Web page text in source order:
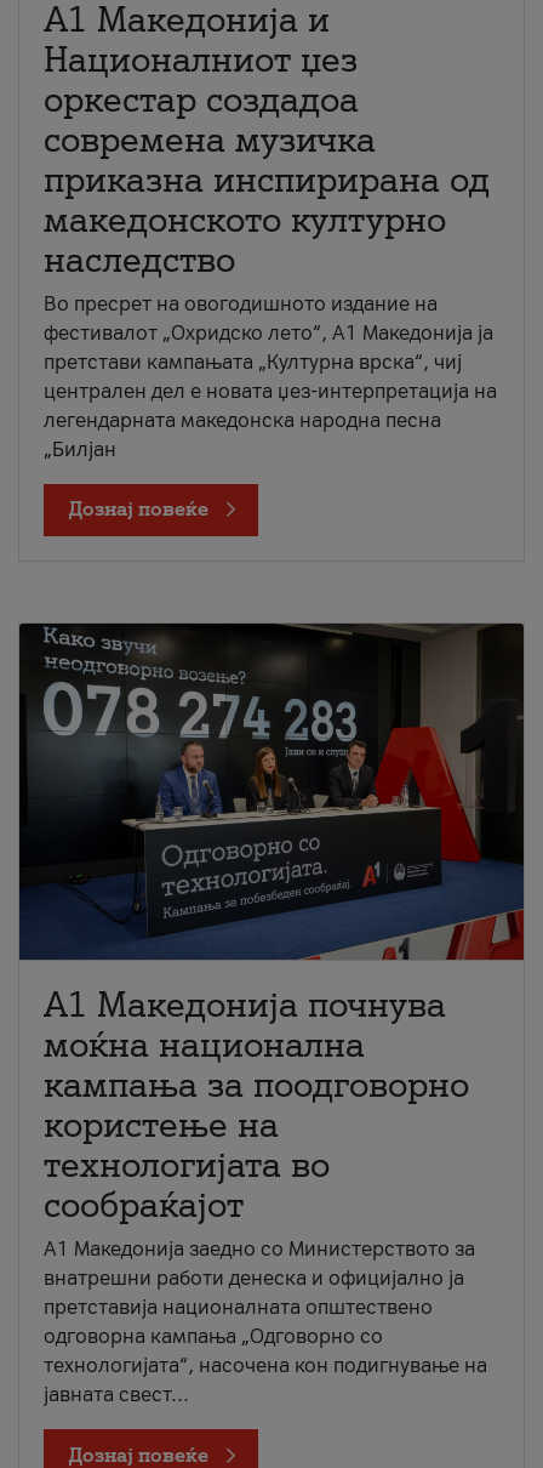
А1 Македонија и
Националниот џез
оркестар создадоа
современа музичка
приказна инспирирана од
македонското културно
наследство
Во пресрет на овогодишното издание на
фестивалот „Охридско лето“, А1 Македонија ја
претстави кампањата „Културна врска“, чиј
централен дел е новата џез-интерпретација на
легендарната македонска народна песна
„Билјан
Дознај повеќе
A1 Македонија почнува
моќна национална
кампања за поодговорно
користење на
технологијата во
сообраќајот
A1 Македонија заедно со Министерството за
внатрешни работи денеска и официјално ја
претставија националната општествено
одговорна кампања „Одговорно со
технологијата“, насочена кон подигнување на
јавната свест...
Дознај повеќе